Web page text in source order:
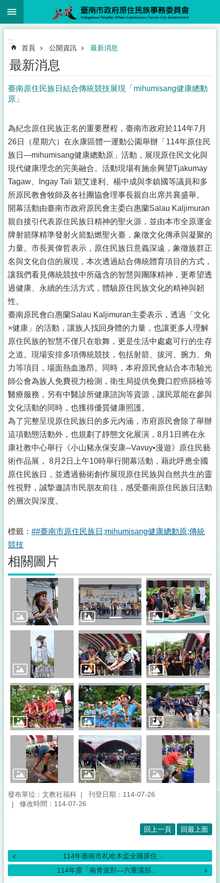
跳到主要內容區塊
:::
首頁 公開資訊 最新消息
最新消息
臺南原住民族日結合傳統競技展現「mihumisang健康總動
原」
為紀念原住民族正名的重要歷程，臺南市政府於114年7月
26日（星期六）在永康區體一運動公園舉辦「114年原住民
族日—mihumisang健康總動原」活動，展現原住民文化與
現代健康理念的完美融合。活動現場有施余興望Tjakumay
Tagaw、Ingay Tali 穎艾達利、楊中成與李鎮國等議員和多
所原民教會牧師及各社團協會理事長親自出席共襄盛舉。
開幕活動由臺南市政府原民會主委白惠蘭Salau Kaljimuran
親自接引代表原住民族日精神的聖火源，並由本市全原運金
牌射箭隊精準發射火箭點燃聖火臺，象徵文化傳承與凝聚的
力量。市長黃偉哲表示，原住民族日意義深遠，象徵族群正
名與文化自信的展現，本次透過結合傳統體育項目的方式，
讓我們看見傳統競技中所蘊含的智慧與團隊精神，更希望透
過健康、永續的生活方式，體驗原住民族文化的精神與韌
性。
臺南原民會白惠蘭Salau Kaljimuran主委表示，透過「文化
×健康」的活動，讓族人找回身體的力量，也讓更多人理解
原住民族的智慧不僅只在歌舞，更是生活中處處可行的生存
之道。現場安排多項傳統競技，包括射箭、拔河、腕力、角
力等項目，場面熱血激昂。同時，本府原民會結合本市驗光
師公會為族人免費視力檢測，衛生局提供免費口腔癌篩檢等
醫療服務，另有中醫診所健康諮詢等資源，讓民眾能在參與
文化活動的同時，也獲得優質健康照護。
為了完整呈現原住民族日的多元內涵，市府原民會除了舉辦
這項動態活動外，也規劃了靜態文化展演，8月1日將在永
康社教中心舉行《小山豬永保安康─Vavuy•漫遊》原住民藝
術作品展， 8月2日上午10時舉行開幕活動，藉此呼應全國
原住民族日，並透過藝術創作展現原住民族與自然共生的靈
性視野，誠摯邀請市民朋友前往，感受臺南原住民族日活動
的層次與深度。
標籤： ##臺南市原住民族日;mihumisang健康總動原;傳統
競技
相關圖片
發布單位：文教社福科
刊登日期：114-07-26
修改時間：114-07-26
回上一頁 回最上面
114年臺南市札哈木盃全國原住...
114年度「南青派對—六重溪部...